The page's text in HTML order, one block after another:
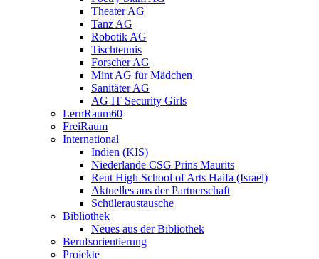
Theater AG
Tanz AG
Robotik AG
Tischtennis
Forscher AG
Mint AG für Mädchen
Sanitäter AG
AG IT Security Girls
LernRaum60
FreiRaum
International
Indien (KIS)
Niederlande CSG Prins Maurits
Reut High School of Arts Haifa (Israel)
Aktuelles aus der Partnerschaft
Schüleraustausche
Bibliothek
Neues aus der Bibliothek
Berufsorientierung
Projekte